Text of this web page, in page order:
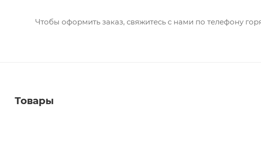
Чтобы оформить заказ, свяжитесь с нами по телефону
Товары